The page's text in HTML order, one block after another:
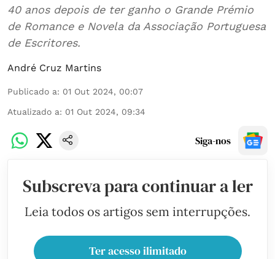
40 anos depois de ter ganho o Grande Prémio
de Romance e Novela da Associação Portuguesa
de Escritores.
André Cruz Martins
Publicado a: 01 Out 2024, 00:07
Atualizado a: 01 Out 2024, 09:34
Siga-nos
Subscreva para continuar a ler
Leia todos os artigos sem interrupções.
Ter acesso ilimitado